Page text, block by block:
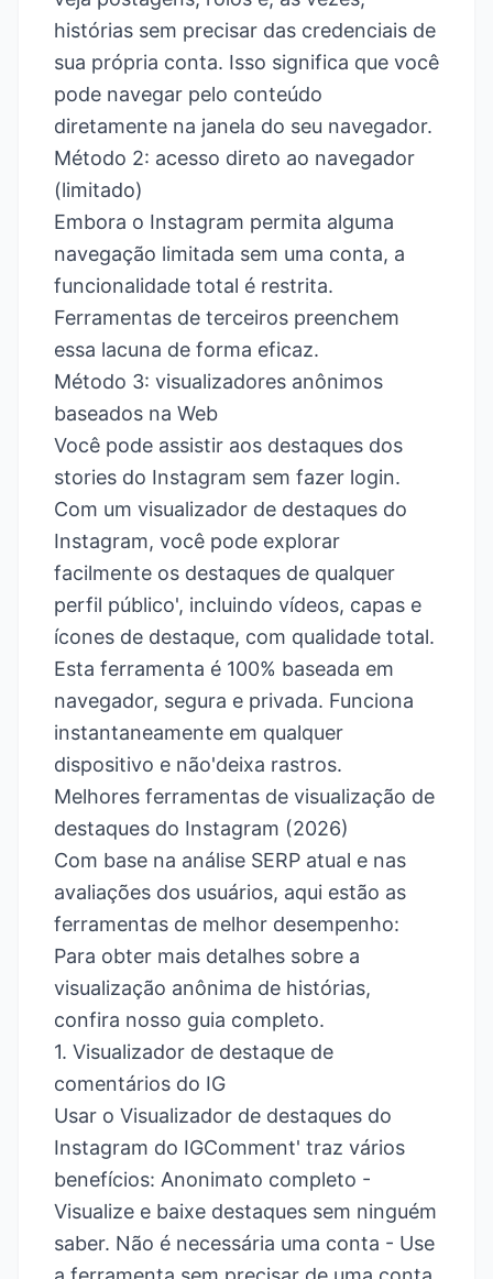
histórias sem precisar das credenciais de
sua própria conta. Isso significa que você
pode navegar pelo conteúdo
diretamente na janela do seu navegador.
Método 2: acesso direto ao navegador
(limitado)
Embora o Instagram permita alguma
navegação limitada sem uma conta, a
funcionalidade total é restrita.
Ferramentas de terceiros preenchem
essa lacuna de forma eficaz.
Método 3: visualizadores anônimos
baseados na Web
Você pode assistir aos destaques dos
stories do Instagram sem fazer login.
Com um visualizador de destaques do
Instagram, você pode explorar
facilmente os destaques de qualquer
perfil público', incluindo vídeos, capas e
ícones de destaque, com qualidade total.
Esta ferramenta é 100% baseada em
navegador, segura e privada. Funciona
instantaneamente em qualquer
dispositivo e não'deixa rastros.
Melhores ferramentas de visualização de
destaques do Instagram (2026)
Com base na análise SERP atual e nas
avaliações dos usuários, aqui estão as
ferramentas de melhor desempenho:
Para obter mais detalhes sobre a
visualização anônima de histórias,
confira nosso guia completo.
1. Visualizador de destaque de
comentários do IG
Usar o Visualizador de destaques do
Instagram do IGComment' traz vários
benefícios: Anonimato completo -
Visualize e baixe destaques sem ninguém
saber. Não é necessária uma conta - Use